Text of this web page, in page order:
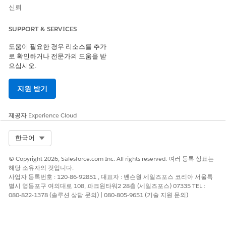
지하거나 사용자에게 오류를 경고하기 위해 확인 스크립트가 실
데이트 작업에 대한 정보 아이콘이 확인 목록 스크립트에 표시
생명 과학 워크플로 개체에 사용자 정의 스크립트 할당
워크플로 전반에 비즈니스 규칙을 적용하려면 각 단계 개체에
Data Loader 가이드
이 기사를 통해 문제를 해결했습니까?
개선을 위한 의견을 보내주세요.
예 아니요
신뢰
SUPPORT & SERVICES
도움이 필요한 경우 리소스를 추가
로 확인하거나 전문가의 도움을 받
으십시오.
지원 받기
제공자 Experience Cloud
한국어
© Copyright 2026, Salesforce.com Inc. All rights reserved. 여러 등록 상표는
해당 소유자의 것입니다.
사업자 등록번호 : 120-86-92851 , 대표자 : 벤슨웡 세일즈포스 코리아 서울특
별시 영등포구 여의대로 108, 파크원타워2 28층 (세일즈포스) 07335 TEL :
080-822-1378 (솔루션 상담 문의) | 080-805-9651 (기술 지원 문의)